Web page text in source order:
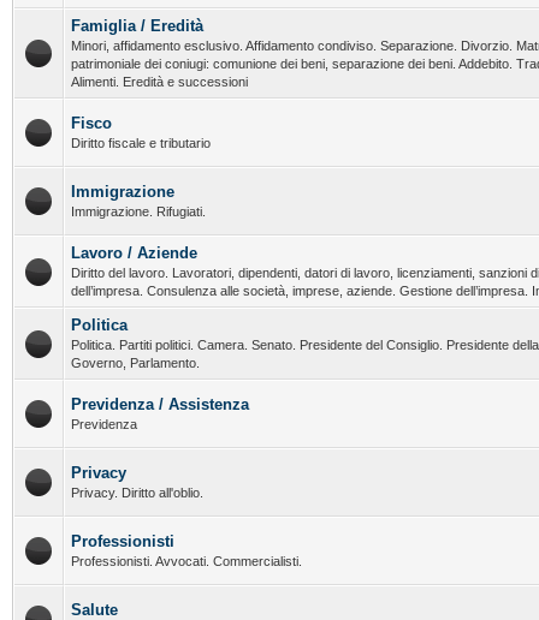
Famiglia / Eredità
Minori, affidamento esclusivo. Affidamento condiviso. Separazione. Divorzio.
patrimoniale dei coniugi: comunione dei beni, separazione dei beni. Addebito.
Alimenti. Eredità e successioni
Fisco
Diritto fiscale e tributario
Immigrazione
Immigrazione. Rifugiati.
Lavoro / Aziende
Diritto del lavoro. Lavoratori, dipendenti, datori di lavoro, licenziamenti, sanzioni
dell’impresa. Consulenza alle società, imprese, aziende. Gestione dell’impresa.
Politica
Politica. Partiti politici. Camera. Senato. Presidente del Consiglio. Presidente
Governo, Parlamento.
Previdenza / Assistenza
Previdenza
Privacy
Privacy. Diritto all'oblio.
Professionisti
Professionisti. Avvocati. Commercialisti.
Salute